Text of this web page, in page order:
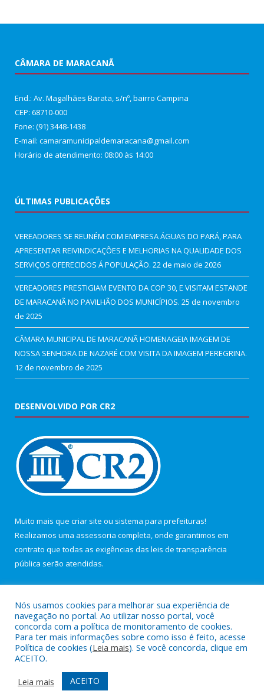
CÂMARA DE MARACANÃ
End.: Av. Magalhães Barata, s/nº, bairro Campina
CEP: 68710-000
Fone: (91) 3448-1438
E-mail: camaramunicipaldemaracana@gmail.com
Horário de atendimento: 08:00 às 14:00
ÚLTIMAS PUBLICAÇÕES
VEREADORES SE REUNÉM COM EMPRESA ÁGUAS DO PARÁ, PARA
APRESENTAR REIVINDICAÇÕES E MELHORIAS NA QUALIDADE DOS
SERVIÇOS OFERECIDOS Á POPULAÇÃO. 22 de maio de 2026
VEREADORES PRESTIGIAM EVENTO DA COP 30, E VISITAM ESTANDE
DE MARACANÃ NO PAVILHÃO DOS MUNICÍPIOS. 25 de novembro
de 2025
CÂMARA MUNICIPAL DE MARACANÃ HOMENAGEIA IMAGEM DE
NOSSA SENHORA DE NAZARÉ COM VISITA DA IMAGEM PEREGRINA.
12 de novembro de 2025
DESENVOLVIDO POR CR2
Muito mais que criar site ou sistema para prefeituras!
Realizamos uma assessoria completa, onde garantimos em
contrato que todas as exigências das leis de transparência
pública serão atendidas.
Todos os direitos reservados a Câmara Municipal de Maracanã.
Mapa do Site
Acessar Área Administrativa
Acessar Webmail
Nós usamos cookies para melhorar sua experiência de
navegação no portal. Ao utilizar nosso portal, você
concorda com a política de monitoramento de cookies.
Para ter mais informações sobre como isso é feito, acesse
Política de cookies (Leia mais). Se você concorda, clique em
ACEITO.
Leia mais
ACEITO